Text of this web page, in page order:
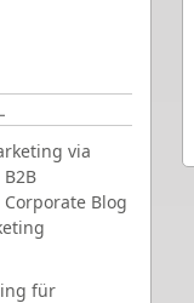
via
Blog
für